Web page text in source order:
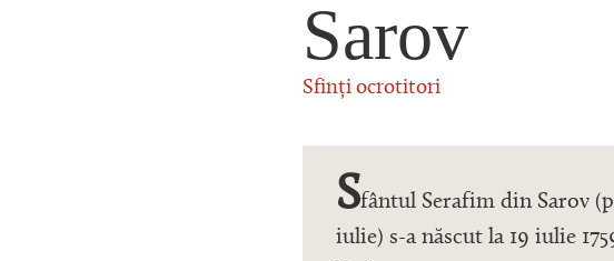
Sarov
Sfinți ocrotitori
Sfântul Serafim din Sarov
iulie) s-a născut la 19 iulie